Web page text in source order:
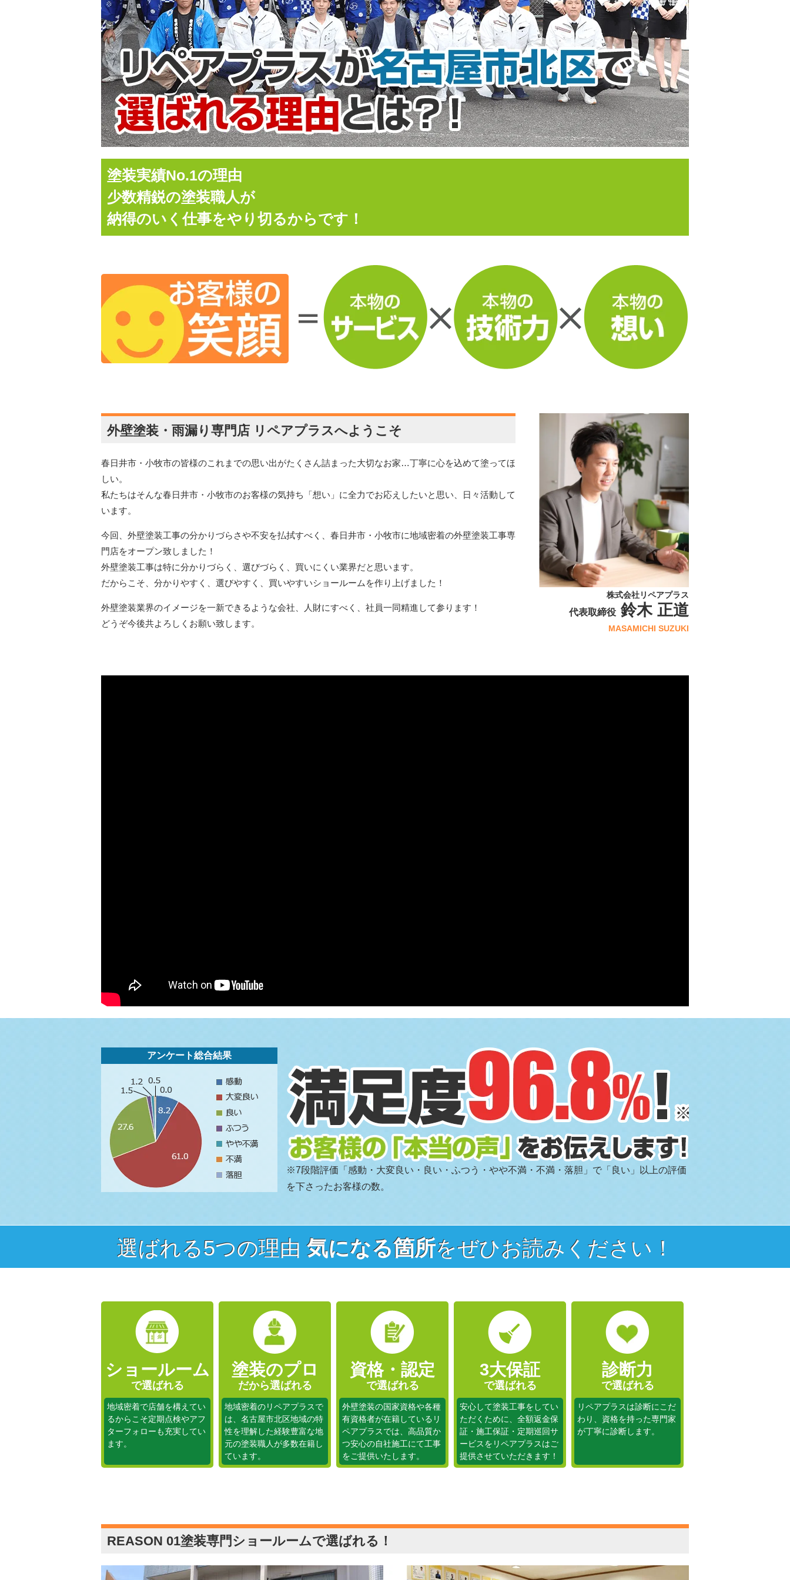
塗装実績No.1の理由
少数精鋭の塗装職人が
納得のいく仕事をやり切るからです！
外壁塗装・雨漏り専門店 リペアプラスへようこそ
春日井市・小牧市の皆様のこれまでの思い出がたくさん詰まった大切なお家…丁寧に心を込めて塗ってほ
しい。
私たちはそんな春日井市・小牧市のお客様の気持ち「想い」に全力でお応えしたいと思い、日々活動して
います。
今回、外壁塗装工事の分かりづらさや不安を払拭すべく、春日井市・小牧市に地域密着の外壁塗装工事専
門店をオープン致しました！
外壁塗装工事は特に分かりづらく、選びづらく、買いにくい業界だと思います。
だからこそ、分かりやすく、選びやすく、買いやすいショールームを作り上げました！
外壁塗装業界のイメージを一新できるような会社、人財にすべく、社員一同精進して参ります！
どうぞ今後共よろしくお願い致します。
株式会社リペアプラス
代表取締役 鈴木 正道
MASAMICHI SUZUKI
※7段階評価「感動・大変良い・良い・ふつう・やや不満・不満・落胆」で「良い」以上の評価
を下さったお客様の数。
アンケート総合結果
選ばれる5つの理由気になる箇所をぜひお読みください！
ショールーム
で選ばれる
地域密着で店舗を構えてい
るからこそ定期点検やアフ
ターフォローも充実してい
ます。
塗装のプロ
だから選ばれる
地域密着のリペアプラスで
は、名古屋市北区地域の特
性を理解した経験豊富な地
元の塗装職人が多数在籍し
ています。
資格・認定
で選ばれる
外壁塗装の国家資格や各種
有資格者が在籍しているリ
ペアプラスでは、高品質か
つ安心の自社施工にて工事
をご提供いたします。
3大保証
で選ばれる
安心して塗装工事をしてい
ただくために、全額返金保
証・施工保証・定期巡回サ
ービスをリペアプラスはご
提供させていただきます！
診断力
で選ばれる
リペアプラスは診断にこだ
わり、資格を持った専門家
が丁寧に診断します。
REASON 01塗装専門ショールームで選ばれる！